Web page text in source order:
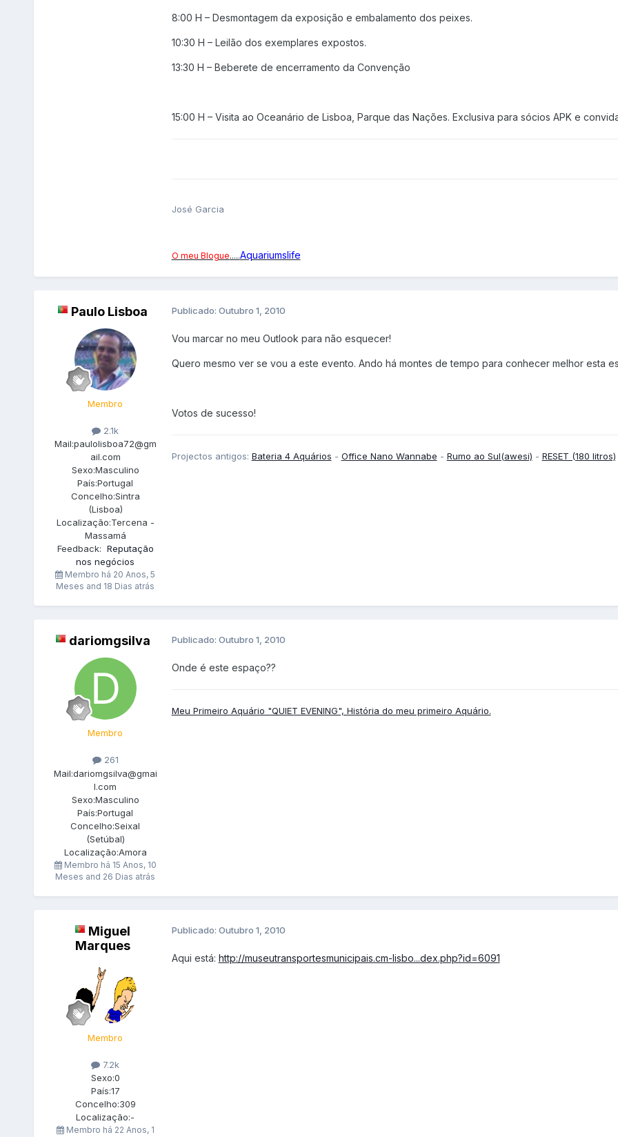
8:00 H – Desmontagem da exposição e embalamento dos peixes.
10:30 H – Leilão dos exemplares expostos.
13:30 H – Beberete de encerramento da Convenção
15:00 H – Visita ao Oceanário de Lisboa, Parque das Nações. Exclusiva para sócios APK e
José Garcia
O meu Blogue.....Aquariumslife
Paulo Lisboa
Membro
2.1k
Mail:paulolisboa72@gm
ail.com
Sexo:Masculino
País:Portugal
Concelho:Sintra
(Lisboa)
Localização:Tercena -
Massamá
Feedback: Reputação
nos negócios
Membro há 20 Anos, 5
Meses and 18 Dias atrás
Publicado: Outubro 1, 2010
Vou marcar no meu Outlook para não esquecer!
Quero mesmo ver se vou a este evento. Ando há montes de tempo para conhecer melhor esta
Votos de sucesso!
Projectos antigos: Bateria 4 Aquários - Office Nano Wannabe - Rumo ao Sul(awesi) - RESET (180 litros)
dariomgsilva
Membro
261
Mail:dariomgsilva@gmai
l.com
Sexo:Masculino
País:Portugal
Concelho:Seixal
(Setúbal)
Localização:Amora
Membro há 15 Anos, 10
Meses and 26 Dias atrás
Publicado: Outubro 1, 2010
Onde é este espaço??
Meu Primeiro Aquário "QUIET EVENING", História do meu primeiro Aquário.
Miguel
Marques
Membro
7.2k
Sexo:0
País:17
Concelho:309
Localização:-
Membro há 22 Anos, 1
Publicado: Outubro 1, 2010
Aqui está: http://museutransportesmunicipais.cm-lisbo...dex.php?id=6091